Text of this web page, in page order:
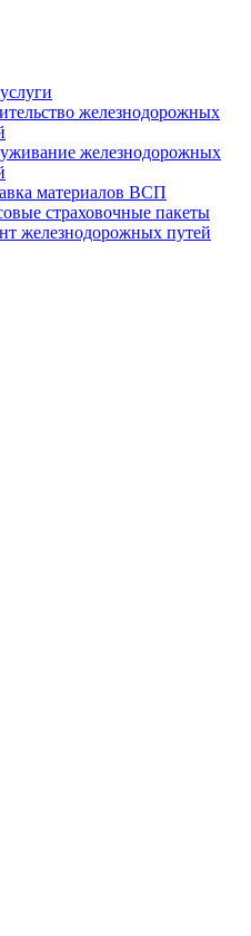
железнодорожных
железнодорожных
материалов ВСП
страховочные пакеты
железнодорожных путей